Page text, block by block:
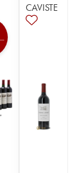
CAVISTE